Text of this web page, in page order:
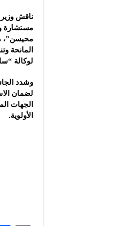
ناقش
مستشارة
محيسن”،
المانحة
لوكالة
وشدد
لضمان
الجهات
الأولوية.